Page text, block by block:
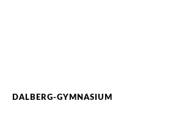
DALBERG-GYMNASIUM